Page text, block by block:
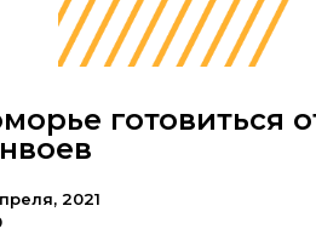
готовиться
2021